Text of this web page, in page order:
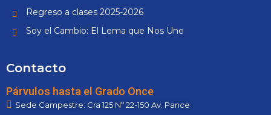
Regreso a clases 2025-2026
Soy el Cambio: El Lema que Nos Une
Contacto
Párvulos hasta el Grado Once
Sede Campestre: Cra 125 Nº 22-150 Av. Pance